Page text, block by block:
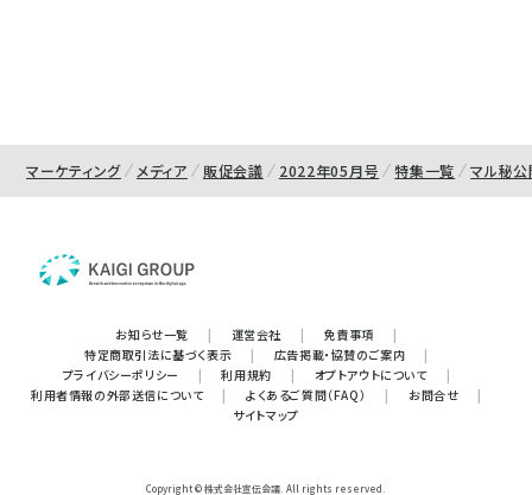
マーケティング メディア 販促会議 2022年05月号 特集一覧 マル秘
お知らせ一覧 | 運営会社 | 免責事項
|
特定商取引法に基づく表示
| 広告掲載・協賛のご案内
|
プライバシーポリシー
| 利用規約 | オプトアウトについて
|
利用者情報の外部送信について
| よくあるご質問（FAQ） | お問合せ
|
サイトマップ
Copyright © 株式会社宣伝会議. All rights reserved.